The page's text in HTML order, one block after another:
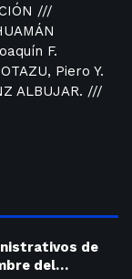
///
F.
Piero Y.
ALBUJAR. ///
de
del…